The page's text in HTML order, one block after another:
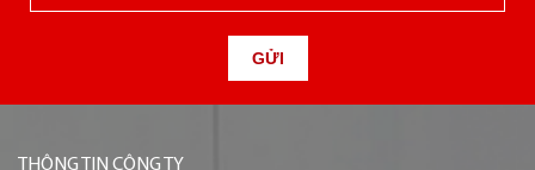
GỬI
THÔNG TIN CÔNG TY